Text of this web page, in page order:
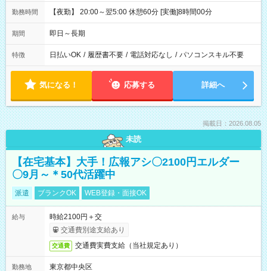
勤務時間 【夜勤】 20:00～翌5:00 休憩60分 [実働]8時間00分
期間 即日～長期
特徴 日払いOK / 履歴書不要 / 電話対応なし / パソコンスキル不要
気になる！ 応募する 詳細へ
掲載日：2026.08.05
未読
【在宅基本】大手！広報アシ〇2100円エルダー
〇9月～＊50代活躍中
派遣 ブランクOK WEB登録・面接OK
給与
時給2100円＋交
交通費別途支給あり
交通費 交通費実費支給（当社規定あり）
勤務地 東京都中央区